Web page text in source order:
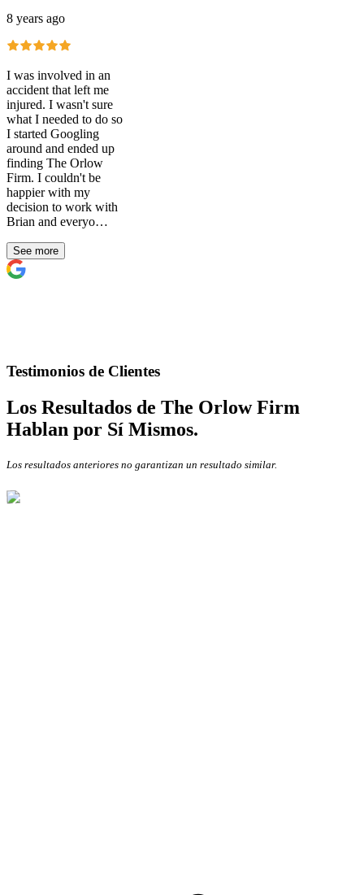
8 years ago
I was involved in an
accident that left me
injured. I wasn't sure
what I needed to do so
I started Googling
around and ended up
finding The Orlow
Firm. I couldn't be
happier with my
decision to work with
Brian and everyo…
See more
Testimonios de Clientes
Los Resultados de The Orlow Firm
Hablan por Sí Mismos.
Los resultados anteriores no garantizan un resultado similar.